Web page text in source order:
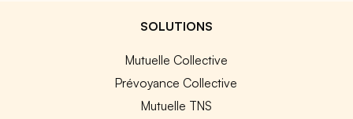
SOLUTIONS
Mutuelle Collective
Prévoyance Collective
Mutuelle TNS